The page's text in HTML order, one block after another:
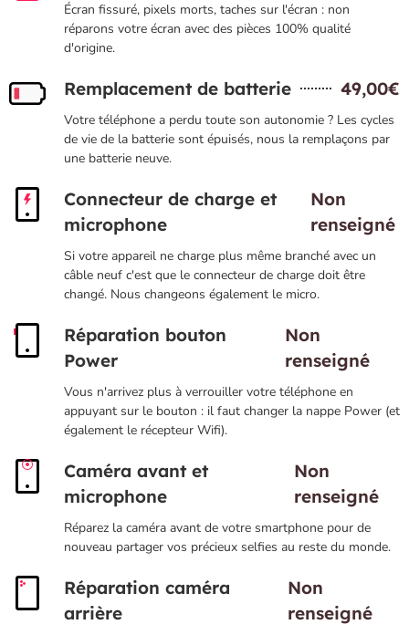
Écran fissuré, pixels morts, taches sur l'écran : non
réparons votre écran avec des pièces 100% qualité
d'origine.
Remplacement de batterie 49,00€
Votre téléphone a perdu toute son autonomie ? Les cycles
de vie de la batterie sont épuisés, nous la remplaçons par
une batterie neuve.
Connecteur de charge et
microphone
Non
renseigné
Si votre appareil ne charge plus même branché avec un
câble neuf c'est que le connecteur de charge doit être
changé. Nous changeons également le micro.
Réparation bouton
Power
Non
renseigné
Vous n'arrivez plus à verrouiller votre téléphone en
appuyant sur le bouton : il faut changer la nappe Power (et
également le récepteur Wifi).
Caméra avant et
microphone
Non
renseigné
Réparez la caméra avant de votre smartphone pour de
nouveau partager vos précieux selfies au reste du monde.
Réparation caméra
arrière
Non
renseigné